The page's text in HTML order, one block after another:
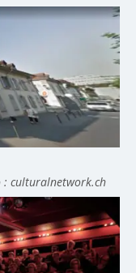
: culturalnetwork.ch